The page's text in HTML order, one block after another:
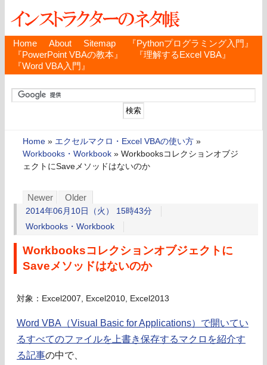
Home About Sitemap
『Pythonプログラミング入門』
『PowerPoint VBAの教本』
『理解するExcel VBA』
『Word VBA入門』
Home » エクセルマクロ・Excel VBAの使い方 »
Workbooks・Workbook » Workbooksコレクションオブジ
ェクトにSaveメソッドはないのか
Newer Older
2014年06月10日（火） 15時43分
Workbooks・Workbook
Workbooksコレクションオブジェクトに
Saveメソッドはないのか
対象：Excel2007, Excel2010, Excel2013
Word VBA（Visual Basic for Applications）で開いてい
るすべてのファイルを上書き保存するマクロを紹介す
る記事の中で、